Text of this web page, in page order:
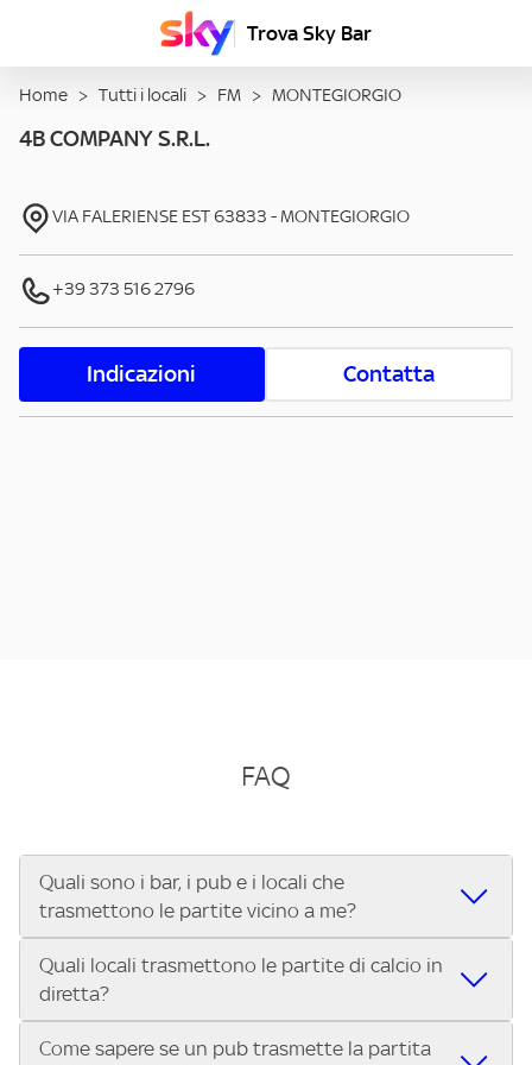
Trova Sky Bar
Home > Tutti i locali > FM > MONTEGIORGIO
4B COMPANY S.R.L.
VIA FALERIENSE EST63833 -MONTEGIORGIO
+39 373 516 2796
Indicazioni Contatta
FAQ
Quali sono i bar, i pub e i locali che
trasmettono le partite vicino a me?
Se cerchi un bar, pub, ristorante o locale vicino a te per
vedere le partite di Serie A ENILIVE, la Serie C Sky Wifi, la
UEFA Champions League, la UEFA Europa League, la UEFA
Conference League, il Tennis, la Formula 1®, la MotoGP™ e
Quali locali trasmettono le partite di calcio in
diretta?
Vuoi sapere quali bar, pub o ristoranti mostrano le partite
Come sapere se un pub trasmette la partita